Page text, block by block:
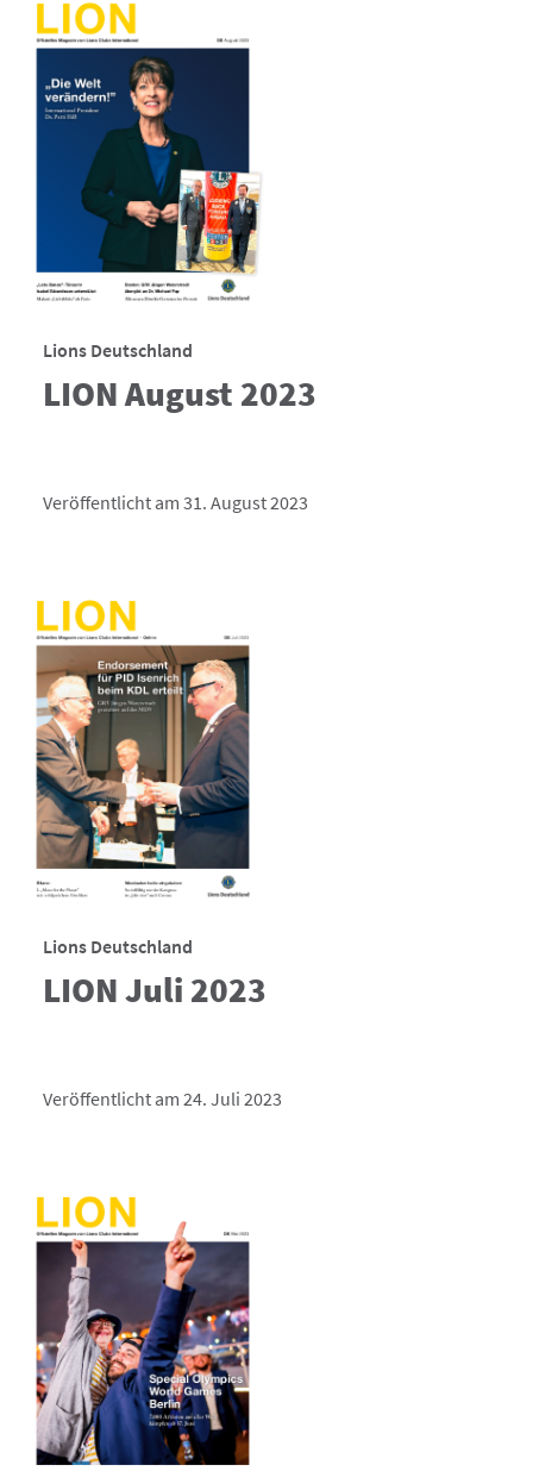
Lions Deutschland
LION August 2023
Veröffentlicht am 31. August 2023
Lions Deutschland
LION Juli 2023
Veröffentlicht am 24. Juli 2023